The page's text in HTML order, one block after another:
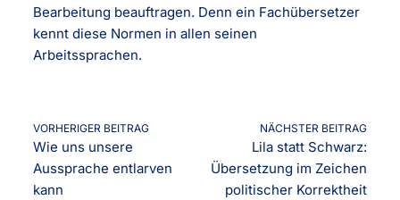
Bearbeitung beauftragen. Denn ein Fachübersetzer
kennt diese Normen in allen seinen
Arbeitssprachen.
VORHERIGER BEITRAG
Wie uns unsere
Aussprache entlarven
kann
NÄCHSTER BEITRAG
Lila statt Schwarz:
Übersetzung im Zeichen
politischer Korrektheit